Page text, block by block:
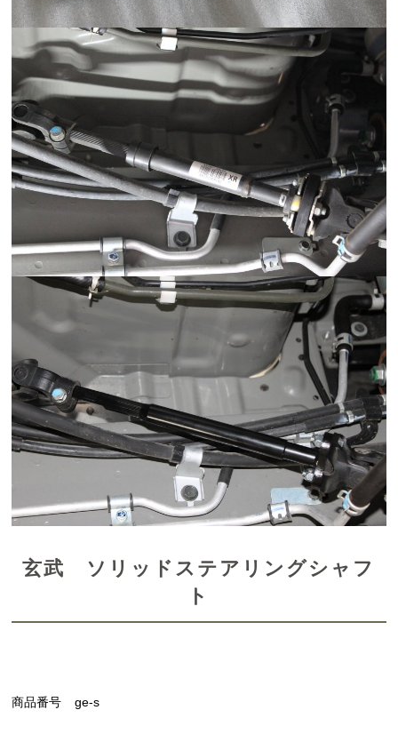
玄武 ソリッドステアリングシャフ
ト
商品番号 ge-s